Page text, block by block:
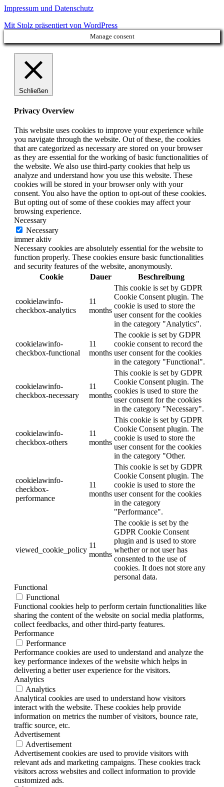
Impressum und Datenschutz
Mit Stolz präsentiert von WordPress
Manage consent
Schließen
Privacy Overview
This website uses cookies to improve your experience while
you navigate through the website. Out of these, the cookies
that are categorized as necessary are stored on your browser
as they are essential for the working of basic functionalities of
the website. We also use third-party cookies that help us
analyze and understand how you use this website. These
cookies will be stored in your browser only with your
consent. You also have the option to opt-out of these cookies.
But opting out of some of these cookies may affect your
browsing experience.
Necessary
Necessary
immer aktiv
Necessary cookies are absolutely essential for the website to
function properly. These cookies ensure basic functionalities
and security features of the website, anonymously.
Cookie
Dauer Beschreibung
cookielawinfo-
checkbox-analytics
11
months
This cookie is set by GDPR
Cookie Consent plugin. The
cookie is used to store the
user consent for the cookies
in the category "Analytics".
cookielawinfo-
checkbox-functional
11
months
The cookie is set by GDPR
cookie consent to record the
user consent for the cookies
in the category "Functional".
cookielawinfo-
checkbox-necessary
11
months
This cookie is set by GDPR
Cookie Consent plugin. The
cookies is used to store the
user consent for the cookies
in the category "Necessary".
cookielawinfo-
checkbox-others
11
months
This cookie is set by GDPR
Cookie Consent plugin. The
cookie is used to store the
user consent for the cookies
in the category "Other.
cookielawinfo-
checkbox-
performance
11
months
This cookie is set by GDPR
Cookie Consent plugin. The
cookie is used to store the
user consent for the cookies
in the category
"Performance".
viewed_cookie_policy
11
months
The cookie is set by the
GDPR Cookie Consent
plugin and is used to store
whether or not user has
consented to the use of
cookies. It does not store any
personal data.
Functional
Functional
Functional cookies help to perform certain functionalities like
sharing the content of the website on social media platforms,
collect feedbacks, and other third-party features.
Performance
Performance
Performance cookies are used to understand and analyze the
key performance indexes of the website which helps in
delivering a better user experience for the visitors.
Analytics
Analytics
Analytical cookies are used to understand how visitors
interact with the website. These cookies help provide
information on metrics the number of visitors, bounce rate,
traffic source, etc.
Advertisement
Advertisement
Advertisement cookies are used to provide visitors with
relevant ads and marketing campaigns. These cookies track
visitors across websites and collect information to provide
customized ads.